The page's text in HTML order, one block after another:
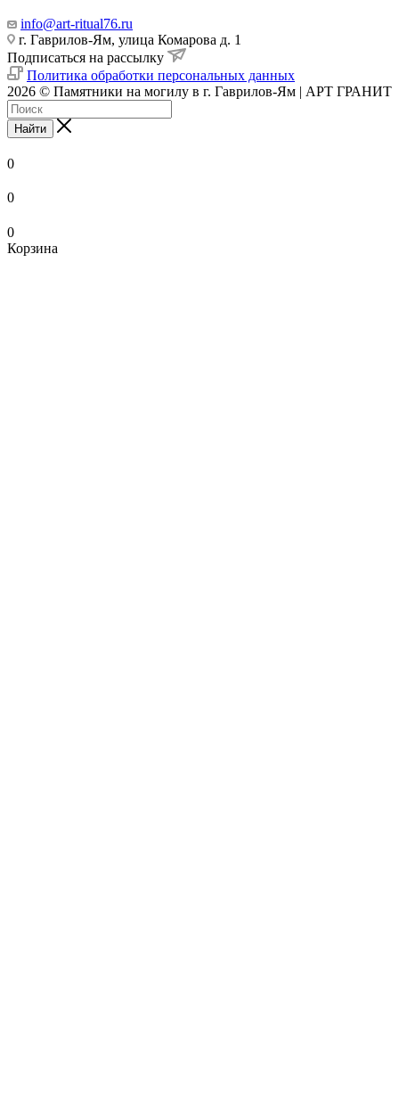
info@art-ritual76.ru
г. Гаврилов-Ям, улица Комарова д. 1
Подписаться на рассылку
Политика обработки персональных данных
2026 © Памятники на могилу в г. Гаврилов-Ям | АРТ ГРАНИТ
Найти
0
0
0
Корзина